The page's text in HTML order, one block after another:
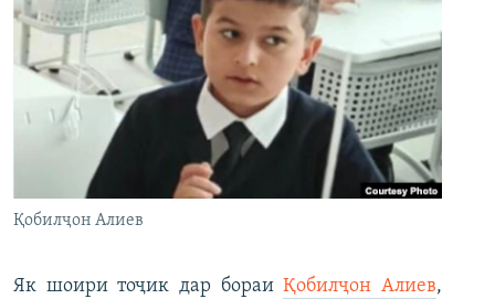
Қобилҷон Алиев
Як шоири тоҷик дар бораиҚобилҷон Алиев,